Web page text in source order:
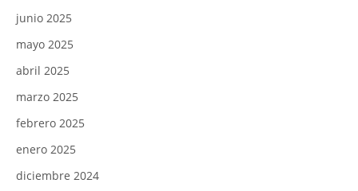
junio 2025
mayo 2025
abril 2025
marzo 2025
febrero 2025
enero 2025
diciembre 2024